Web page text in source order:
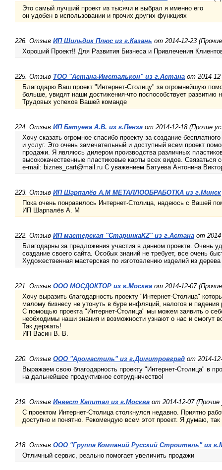
Это самый лучший проект из тысячи и выбрал я именно его
он удобен в использовании и прочих других функциях
226. Отзыв ИП Шильдик Плюс из г.Казань от 2014-12-23
Хороший Проект!! Для Развития Бизнеса и Привлечения
225. Отзыв ТОО "Астана-Имсталькон" из г.Астана от 2014-
Благодарю Ваш проект "Интернет-Столицу" за огромнейшую
больше, увидят наши достижения-что поспособствует развитию
Трудовых успехов Вашей команде
224. Отзыв ИП Батуева А.В. из г.Пенза от 2014-12-18 (Прочие
Хочу сказать огромное спасибо проекту за создание
и услуг. Это очень замечательный и доступный всем проект
продажи. Я являюсь дилером производства различных
высококачественные пластиковые карты всех видов. Связаться
e-mail: biznes_cart@mail.ru С уважением Батуева Антонина
223. Отзыв ИП Шарпалёв А.М МЕТАЛЛООБРАБОТКА из г.Минск
Пока очень понравилось Интернет-Столица, надеюсь с Вашей
ИП Шарпалёв А. М
222. Отзыв ИП мастерская "СтаринкаKZ" из г.Астана от
Благодарны за предложения участия в данном проекте. Очень
создание своего сайта. Особых знаний не требует, все очень
Художественная мастерская по изготовлению изделий из
221. Отзыв ООО МОСДОКТОР из г.Москва от 2014-12-07
Хочу выразить благодарность проекту "Интернет-Столица"
малому бизнесу не утонуть в буре инфляций, налогов и падения
С помощью проекта "Интернет-Столица" мы можем заявить о
необходимы наши знания и возможности узнают о нас и смогут
Так держать!
ИП Васин В. В.
220. Отзыв ООО "Аромастиль" из г.Димитровград от 2014-
Выражаем свою благодарность проекту "Интернет-Столица" в
на дальнейшее продуктивное сотрудничество!
219. Отзыв Инвест Капитал из г.Москва от 2014-12-07 (Прочие
С проектом Интернет-Столица столкнулся недавно. Приятно
доступно и понятно. Рекомендую всем этот проект. Я думаю,
218. Отзыв ООО "Группа Компаний Русский Строитель" из
Отличный сервис, реально помогает увеличить продажи